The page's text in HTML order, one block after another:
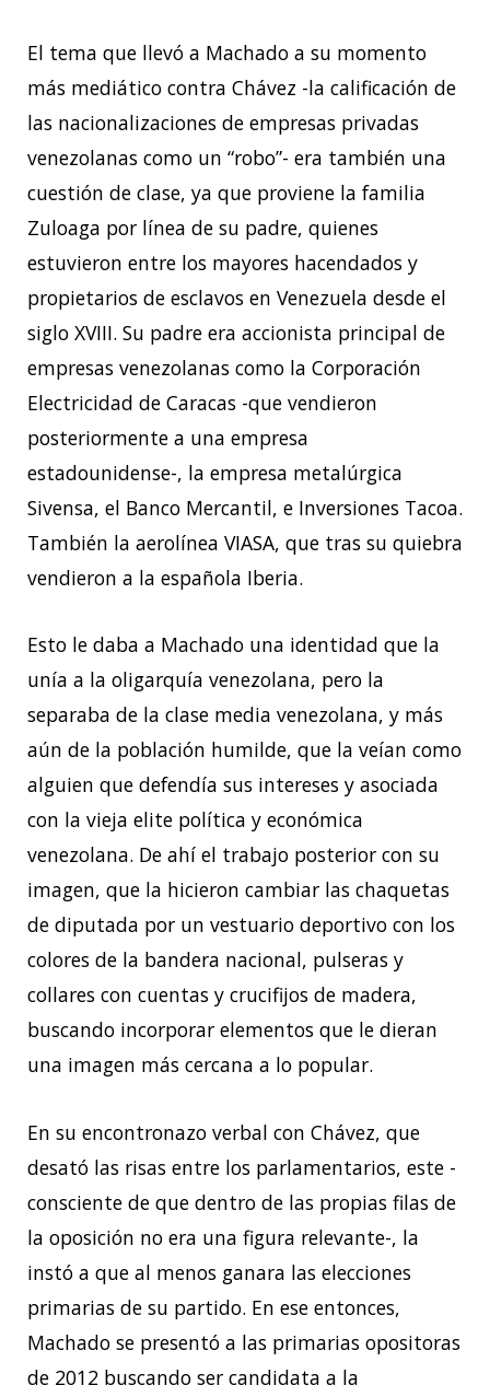
El tema que llevó a Machado a su momento
más mediático contra Chávez -la calificación de
las nacionalizaciones de empresas privadas
venezolanas como un “robo”- era también una
cuestión de clase, ya que proviene la familia
Zuloaga por línea de su padre, quienes
estuvieron entre los mayores hacendados y
propietarios de esclavos en Venezuela desde el
siglo XVIII. Su padre era accionista principal de
empresas venezolanas como la Corporación
Electricidad de Caracas -que vendieron
posteriormente a una empresa
estadounidense-, la empresa metalúrgica
Sivensa, el Banco Mercantil, e Inversiones Tacoa.
También la aerolínea VIASA, que tras su quiebra
vendieron a la española Iberia.
Esto le daba a Machado una identidad que la
unía a la oligarquía venezolana, pero la
separaba de la clase media venezolana, y más
aún de la población humilde, que la veían como
alguien que defendía sus intereses y asociada
con la vieja elite política y económica
venezolana. De ahí el trabajo posterior con su
imagen, que la hicieron cambiar las chaquetas
de diputada por un vestuario deportivo con los
colores de la bandera nacional, pulseras y
collares con cuentas y crucifijos de madera,
buscando incorporar elementos que le dieran
una imagen más cercana a lo popular.
En su encontronazo verbal con Chávez, que
desató las risas entre los parlamentarios, este -
consciente de que dentro de las propias filas de
la oposición no era una figura relevante-, la
instó a que al menos ganara las elecciones
primarias de su partido. En ese entonces,
Machado se presentó a las primarias opositoras
de 2012 buscando ser candidata a la